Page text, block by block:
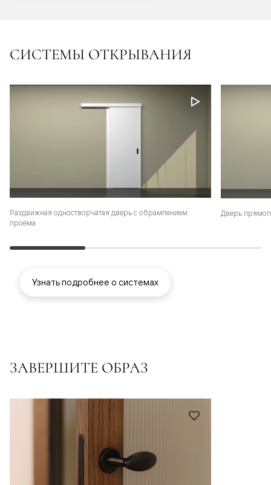
СИСТЕМЫ ОТКРЫВАНИЯ
Раздвижная одностворчатая дверь с обрамлением
проёма
Дверь
Узнать подробнее о системах
ЗАВЕРШИТЕ ОБРАЗ